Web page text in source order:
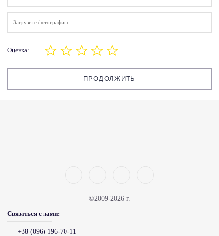
Загрузите фотографию
Оценка:
ПРОДОЛЖИТЬ
©2009-2026 г.
Связаться с нами:
+38 (096) 196-70-11